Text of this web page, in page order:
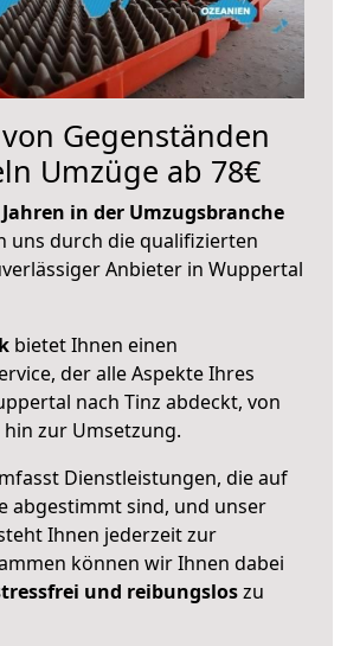
Gegenständen
Umzüge ab 78€
in der Umzugsbranche
uns durch die qualifizierten
Anbieter in Wuppertal
bietet Ihnen einen
der alle Aspekte Ihres
nach Tinz abdeckt, von
zur Umsetzung.
Dienstleistungen, die auf
abgestimmt sind, und unser
Ihnen jederzeit zur
können wir Ihnen dabei
und reibungsloszu